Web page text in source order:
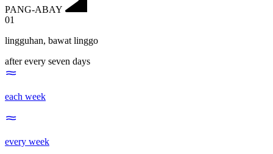
PANG-ABAY
01
lingguhan, bawat linggo
after every seven days
each week
every week